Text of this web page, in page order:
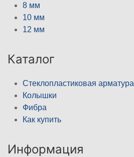
8 мм
10 мм
12 мм
Каталог
Стеклопластиковая арматура
Колышки
Фибра
Как купить
Информация